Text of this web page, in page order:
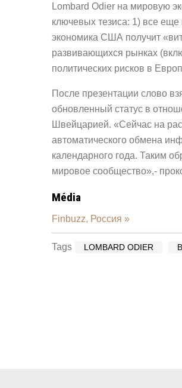
Lombard Odier на мировую
ключевых тезиса: 1) все
экономика США получит
развивающихся рынках
политических рисков в
После презентации слово
обновленный статус в
Швейцарией. «Сейчас на
автоматического обмена
календарного года. Таким
мировое сообщество»,-
Média
Finbuzz, Россия »
Tags LOMBARD ODIER